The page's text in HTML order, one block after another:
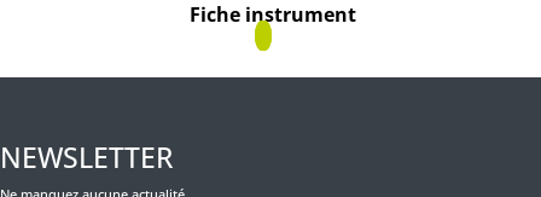
Fiche instrument
NEWSLETTER